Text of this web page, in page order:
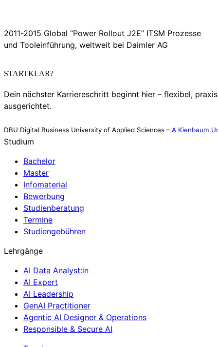
2011-2015 Global “Power Rollout J2E” ITSM Prozesse
und Tooleinführung, weltweit bei Daimler AG
STARTKLAR?
Dein nächster Karriereschritt beginnt hier – flexibel,
ausgerichtet.
DBU Digital Business University of Applied Sciences – A Kienbaum
Studium
Bachelor
Master
Infomaterial
Bewerbung
Studienberatung
Termine
Studiengebühren
Lehrgänge
AI Data Analyst:in
AI Expert
AI Leadership
GenAI Practitioner
Agentic AI Designer & Operations
Responsible & Secure AI